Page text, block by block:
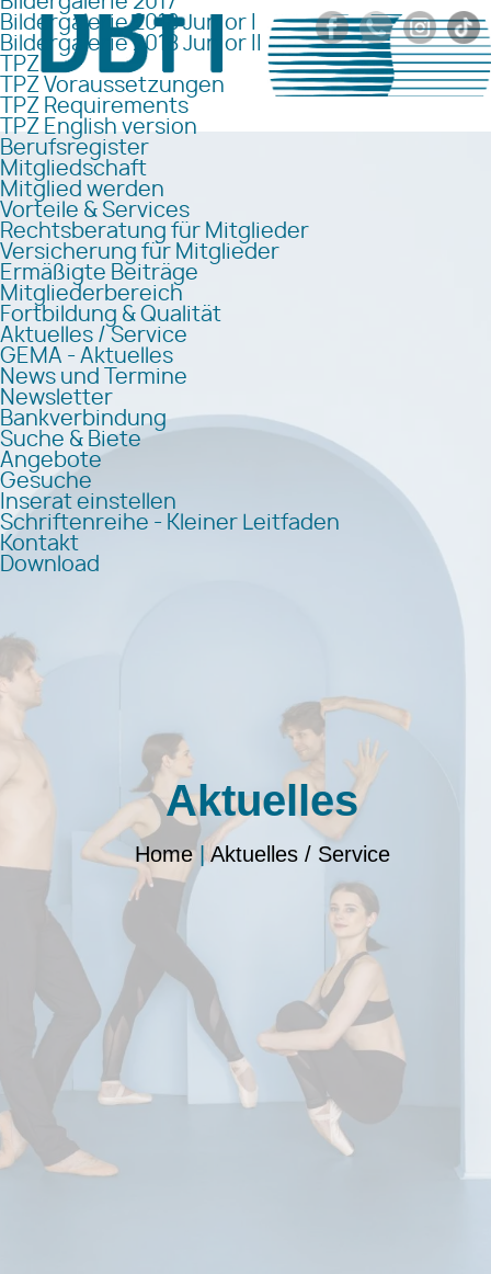
Bildergalerie 2018 Junior I
Bildergalerie 2018 Junior II
TPZ
TPZ Voraussetzungen
TPZ Requirements
TPZ English version
Berufsregister
Mitgliedschaft
Mitglied werden
Vorteile & Services
Rechtsberatung für Mitglieder
Versicherung für Mitglieder
Ermäßigte Beiträge
Mitgliederbereich
Fortbildung & Qualität
Aktuelles / Service
GEMA - Aktuelles
News und Termine
Newsletter
Bankverbindung
Suche & Biete
Angebote
Gesuche
Inserat einstellen
Schriftenreihe - Kleiner Leitfaden
Kontakt
Download
Aktuelles
Home| Aktuelles / Service